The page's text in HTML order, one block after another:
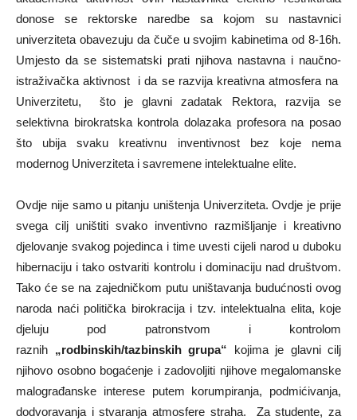
donose se rektorske naredbe sa kojom su nastavnici
univerziteta obavezuju da čuče u svojim kabinetima od 8-16h.
Umjesto da se sistematski prati njihova nastavna i naučno-
istraživačka aktivnost i da se razvija kreativna atmosfera na
Univerzitetu, što je glavni zadatak Rektora, razvija se
selektivna birokratska kontrola dolazaka profesora na posao
što ubija svaku kreativnu inventivnost bez koje nema
modernog Univerziteta i savremene intelektualne elite.
Ovdje nije samo u pitanju uništenja Univerziteta. Ovdje je prije
svega cilj uništiti svako inventivno razmišljanje i kreativno
djelovanje svakog pojedinca i time uvesti cijeli narod u duboku
hibernaciju i tako ostvariti kontrolu i dominaciju nad društvom.
Tako će se na zajedničkom putu uništavanja budućnosti ovog
naroda naći politička birokracija i tzv. intelektualna elita, koje
djeluju pod patronstvom i kontrolom
raznih „rodbinskih/tazbinskih grupa“ kojima je glavni cilj
njihovo osobno bogaćenje i zadovoljiti njihove megalomanske
malograđanske interese putem korumpiranja, podmićivanja,
dodvoravanja i stvaranja atmosfere straha. Za studente, za